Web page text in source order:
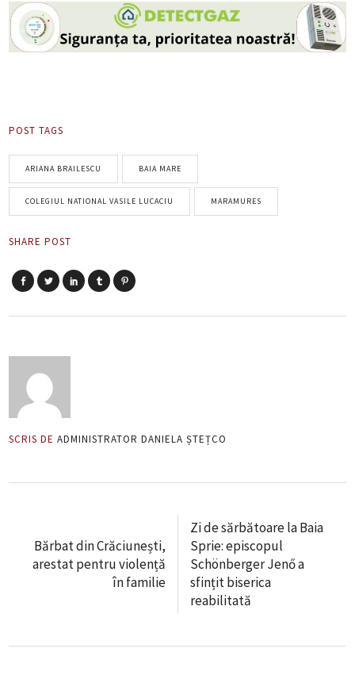
POST TAGS
ARIANA BRAILESCU BAIA MARE
COLEGIUL NATIONAL VASILE LUCACIU MARAMURES
SHARE POST
SCRIS DE ADMINISTRATOR DANIELA ȘTEȚCO
Bărbat din Crăciunești,
arestat pentru violență
în familie
Zi de sărbătoare la Baia
Sprie: episcopul
Schönberger Jenő a
sfințit biserica
reabilitată